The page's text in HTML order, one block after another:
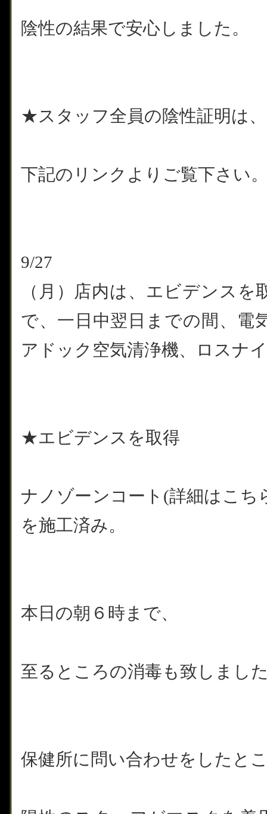
陰性の結果で安心しました。
★スタッフ全員の陰性証明は、
下記のリンクよりご覧下さい
9/27
（月）店内は、エビデンス
で、一日中翌日までの間、電
アドック空気清浄機、ロスナ
★エビデンスを取得
ナノゾーンコート(詳細はこ
を施工済み。
本日の朝６時まで、
至るところの消毒も致しまし
保健所に問い合わせをしたと